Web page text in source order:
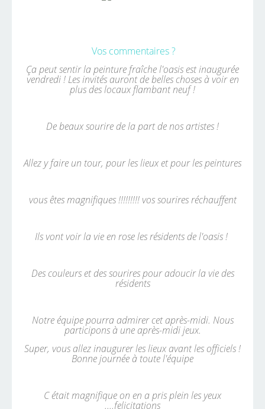
Vos commentaires ?
Ça peut sentir la peinture fraîche l'oasis est inaugurée
vendredi ! Les invités auront de belles choses à voir en
plus des locaux flambant neuf !
De beaux sourire de la part de nos artistes !
Allez y faire un tour, pour les lieux et pour les peintures
vous êtes magnifiques !!!!!!!!! vos sourires réchauffent
Ils vont voir la vie en rose les résidents de l'oasis !
Des couleurs et des sourires pour adoucir la vie des
résidents
Notre équipe pourra admirer cet après-midi. Nous
participons à une après-midi jeux.
Super, vous allez inaugurer les lieux avant les officiels !
Bonne journée à toute l'équipe
C était magnifique on en a pris plein les yeux
....felicitations